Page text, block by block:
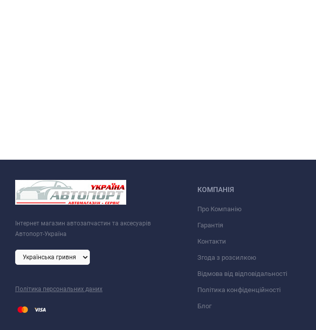
Інтернет магазин автозапчастин та аксесуарів
Автопорт-Україна
Політика персональних даних
КОМПАНІЯ
Про Компанію
Гарантія
Контакти
Згода з розсилкою
Відмова від відповідальності
Політика конфіденційності
Блог